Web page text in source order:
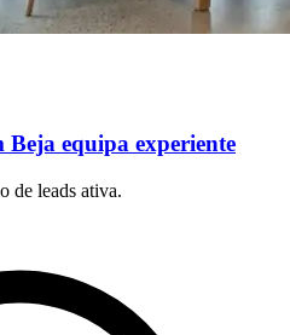
equipa experiente
de leads ativa.